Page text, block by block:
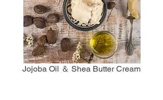
Jojoba Oil ＆ Shea Butter Cream